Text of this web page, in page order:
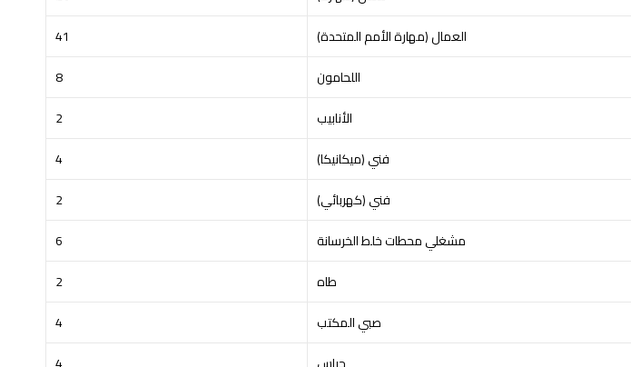
العمال (مهارة الأمم المتحدة)
41
اللحامون
8
الأنابيب
2
فني (ميكانيكا)
4
فني (كهربائي)
2
مشغلي محطات خلط الخرسانة
6
طاه
2
صبي المكتب
4